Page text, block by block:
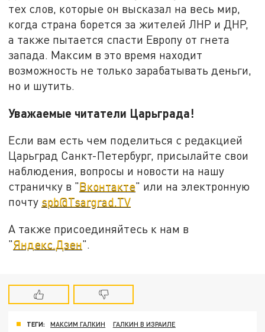
тех слов, которые он высказал на весь мир,
когда страна борется за жителей ЛНР и ДНР,
а также пытается спасти Европу от гнета
запада. Максим в это время находит
возможность не только зарабатывать деньги,
но и шутить.
Уважаемые читатели Царьграда!
Если вам есть чем поделиться с редакцией
Царьград Санкт-Петербург, присылайте свои
наблюдения, вопросы и новости на нашу
страничку в "Вконтакте" или на электронную
почту spb@Tsargrad.TV
А также присоединяйтесь к нам в
"Яндекс.Дзен".
ТЕГИ: МАКСИМ ГАЛКИН
ГАЛКИН В ИЗРАИЛЕ